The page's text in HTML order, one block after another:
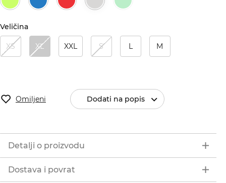
Veličina
XS XL XXL S L M
Omiljeni Dodati na popis
Detalji o proizvodu
Dostava i povrat